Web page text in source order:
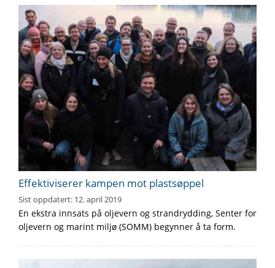
Effektiviserer kampen mot plastsøppel
Sist oppdatert: 12. april 2019
En ekstra innsats på oljevern og strandrydding, Senter for
oljevern og marint miljø (SOMM) begynner å ta form.